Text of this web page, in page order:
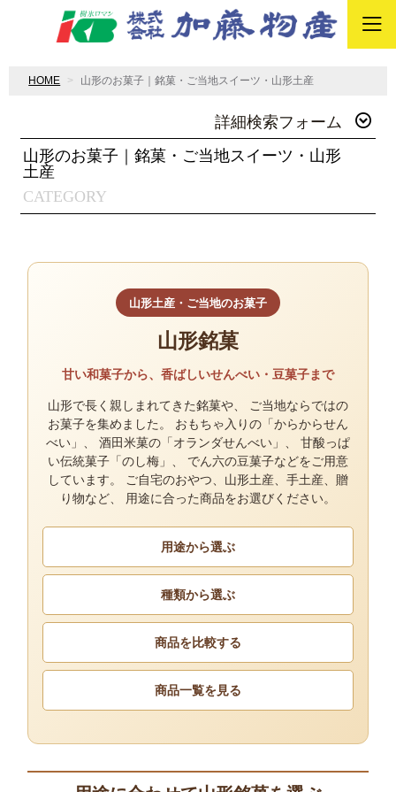
HOME 山形のお菓子｜銘菓・ご当地スイーツ・山形土産
詳細検索フォーム
CATEGORY
山形のお菓子｜銘菓・ご当地スイーツ・山形
土産
山形土産・ご当地のお菓子
山形銘菓
甘い和菓子から、香ばしいせんべい・豆菓子まで
山形で長く親しまれてきた銘菓や、 ご当地ならではの
お菓子を集めました。 おもちゃ入りの「からからせん
べい」、 酒田米菓の「オランダせんべい」、 甘酸っぱ
い伝統菓子「のし梅」、 でん六の豆菓子などをご用意
しています。 ご自宅のおやつ、山形土産、手土産、贈
り物など、 用途に合った商品をお選びください。
用途から選ぶ
種類から選ぶ
商品を比較する
商品一覧を見る